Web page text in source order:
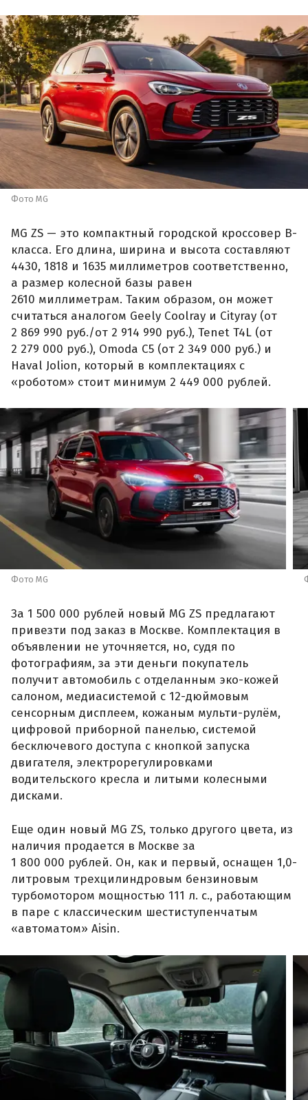
Фото MG
MG ZS — это компактный городской кроссовер B-
класса. Его длина, ширина и высота составляют
4430, 1818 и 1635 миллиметров соответственно,
а размер колесной базы равен
2610 миллиметрам. Таким образом, он может
считаться аналогом Geely Coolray и Cityray (от
2 869 990 руб./от 2 914 990 руб.), Tenet T4L (от
2 279 000 руб.), Omoda C5 (от 2 349 000 руб.) и
Haval Jolion, который в комплектациях с
«роботом» стоит минимум 2 449 000 рублей.
Фото MG
За 1 500 000 рублей новый MG ZS предлагают
привезти под заказ в Москве. Комплектация в
объявлении не уточняется, но, судя по
фотографиям, за эти деньги покупатель
получит автомобиль с отделанным эко-кожей
салоном, медиасистемой с 12-дюймовым
сенсорным дисплеем, кожаным мульти-рулём,
цифровой приборной панелью, системой
бесключевого доступа с кнопкой запуска
двигателя, электрорегулировками
водительского кресла и литыми колесными
дисками.
Еще один новый MG ZS, только другого цвета, из
наличия продается в Москве за
1 800 000 рублей. Он, как и первый, оснащен 1,0-
литровым трехцилиндровым бензиновым
турбомотором мощностью 111 л. с., работающим
в паре с классическим шестиступенчатым
«автоматом» Aisin.